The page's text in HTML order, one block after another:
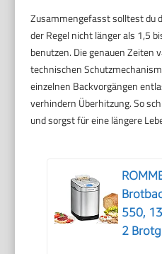
Zusammengefasst solltest du
der Regel nicht länger als 1,5
benutzen. Die genauen Zeiten
technischen
einzelnen Backvorgängen
verhindern Überhitzung. So
und sorgst für eine längere
550,
2